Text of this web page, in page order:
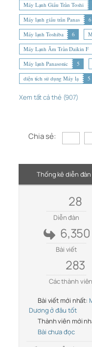
Máy Lạnh Giấu Trần Toshi
Máy lạnh giấu trần Panas
6
Máy lạnh Toshiba
6
Máy Lạnh Âm Trần Daikin F
Máy lạnh Panasonic
5
diện tích sử dụng Máy lạ
5
Xem tất cả thẻ (907)
Chia sẻ:
Thống kê diễn đàn
28
Diễn đàn
6,350
Bài viết
283
Các thành viên
Bài viết mới nhất:
Dương ở đâu tốt
Thành viên mới
Bài chưa đọc